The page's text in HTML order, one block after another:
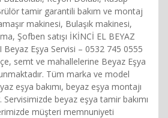
tamir garantili bakım ve montaj
makinesi, Bulaşık makinesi,
Şofben satışı İKİNCİ EL BEYAZ
Beyaz Eşya Servisi – 0532 745 0555
semt ve mahallelerine Beyaz Eşya
Tüm marka ve model
eşya bakımı, beyaz eşya montajı
Servisimizde beyaz eşya tamir bakımı
müşteri memnuniyeti